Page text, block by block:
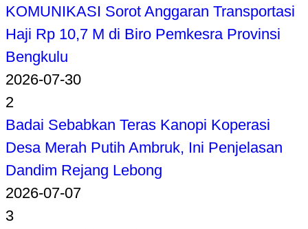
KOMUNIKASI Sorot Anggaran Transportasi
Haji Rp 10,7 M di Biro Pemkesra Provinsi
Bengkulu
2026-07-30
2
Badai Sebabkan Teras Kanopi Koperasi
Desa Merah Putih Ambruk, Ini Penjelasan
Dandim Rejang Lebong
2026-07-07
3